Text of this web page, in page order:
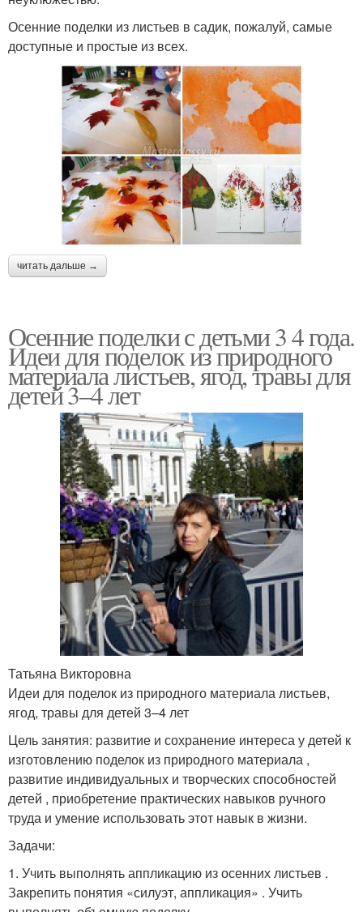
Осенние поделки из листьев в садик, пожалуй, самые
доступные и простые из всех.
читать дальше →
Осенние поделки с детьми 3 4 года.
Идеи для поделок из природного
материала листьев, ягод, травы для
детей 3–4 лет
Татьяна Викторовна
Идеи для поделок из природного материала листьев,
ягод, травы для детей 3–4 лет
Цель занятия: развитие и сохранение интереса у детей к
изготовлению поделок из природного материала ,
развитие индивидуальных и творческих способностей
детей , приобретение практических навыков ручного
труда и умение использовать этот навык в жизни.
Задачи:
1. Учить выполнять аппликацию из осенних листьев .
Закрепить понятия «силуэт, аппликация» . Учить